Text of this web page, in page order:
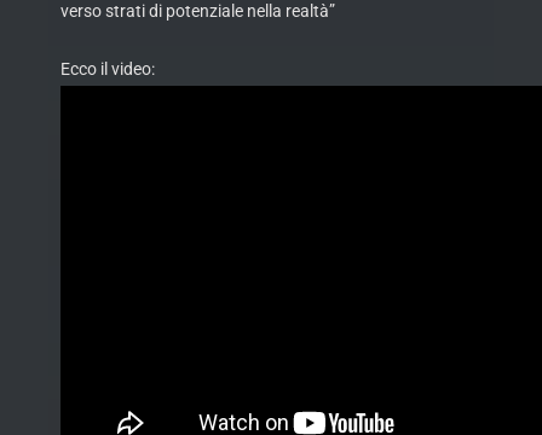
verso strati di potenziale nella realtà”
Ecco il video: